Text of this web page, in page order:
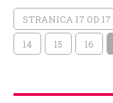
STRANICA 17 OD 17
14 15 16